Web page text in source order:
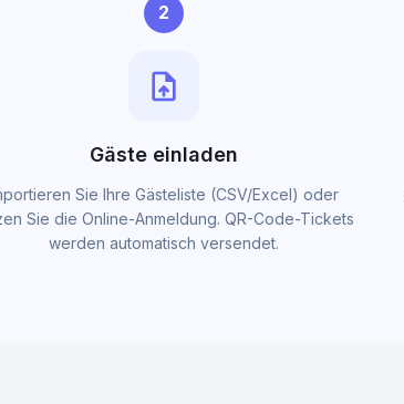
2
upload_file
Gäste einladen
Sie Ihre Gästeliste (CSV/Excel) oder
Sie die Online-Anmeldung. QR-Code-Tickets
werden automatisch versendet.